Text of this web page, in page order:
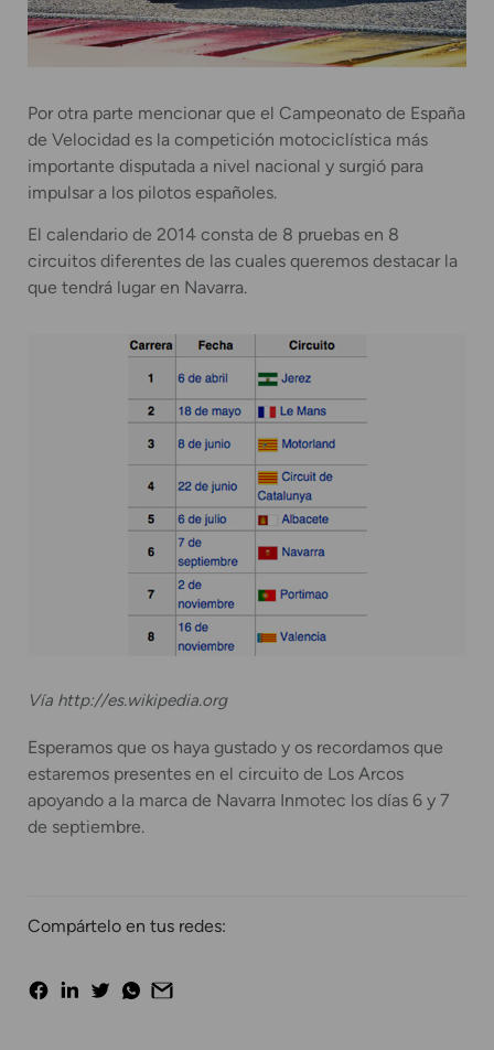
Por otra parte mencionar que el Campeonato de España
de Velocidad es la competición motociclística más
importante disputada a nivel nacional y surgió para
impulsar a los pilotos españoles.
El calendario de 2014 consta de 8 pruebas en 8
circuitos diferentes de las cuales queremos destacar la
que tendrá lugar en Navarra.
Vía http://es.wikipedia.org
Esperamos que os haya gustado y os recordamos que
estaremos presentes en el circuito de Los Arcos
apoyando a la marca de Navarra Inmotec los días 6 y 7
de septiembre.
Compártelo en tus redes: